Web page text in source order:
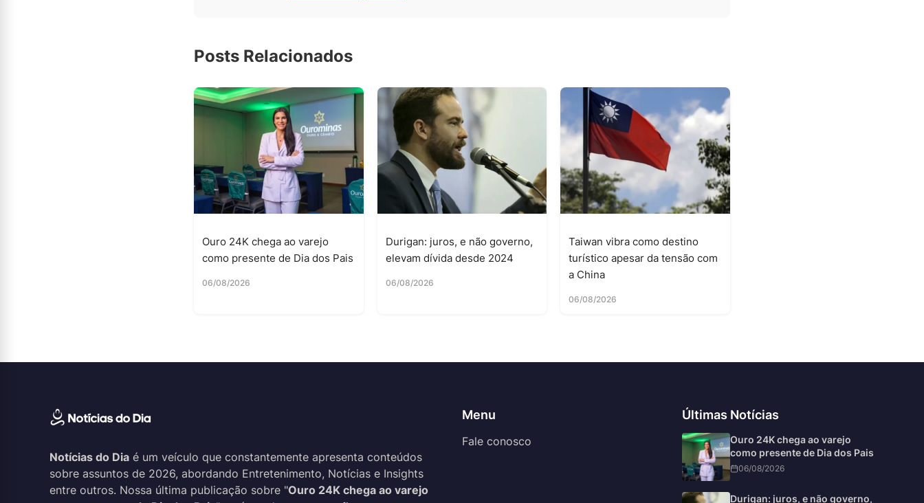
Posts Relacionados
Ouro 24K chega ao varejo
como presente de Dia dos Pais
06/08/2026
Durigan: juros, e não governo,
elevam dívida desde 2024
06/08/2026
Taiwan vibra como destino
turístico apesar da tensão com
a China
06/08/2026
Notícias do Dia é um veículo que constantemente apresenta conteúdos
sobre assuntos de 2026, abordando Entretenimento, Notícias e Insights
entre outros. Nossa última publicação sobre "Ouro 24K chega ao varejo
Menu
Fale conosco
Últimas Notícias
Ouro 24K chega ao varejo
como presente de Dia dos Pais
06/08/2026
Durigan: juros, e não governo,